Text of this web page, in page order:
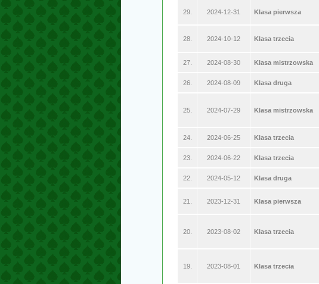
29. 2024-12-31 Klasa pierwsza
28. 2024-10-12 Klasa trzecia
27. 2024-08-30 Klasa mistrzowska
26. 2024-08-09 Klasa druga
25. 2024-07-29 Klasa mistrzowska
24. 2024-06-25 Klasa trzecia
23. 2024-06-22 Klasa trzecia
22. 2024-05-12 Klasa druga
21. 2023-12-31 Klasa pierwsza
20. 2023-08-02 Klasa trzecia
19. 2023-08-01 Klasa trzecia